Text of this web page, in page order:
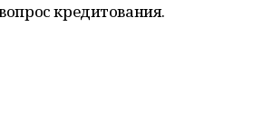
кредитования.